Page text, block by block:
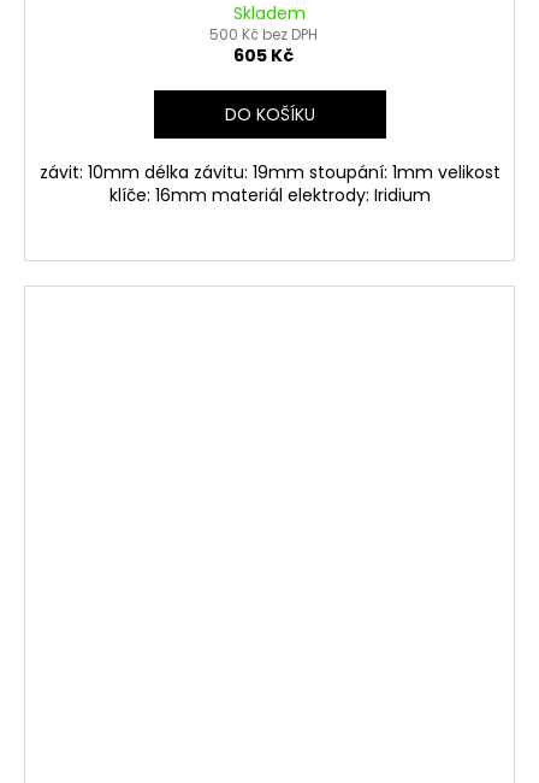
Skladem
500 Kč bez DPH
605 Kč
DO KOŠÍKU
závit: 10mm délka závitu: 19mm stoupání: 1mm velikost
klíče: 16mm materiál elektrody: Iridium